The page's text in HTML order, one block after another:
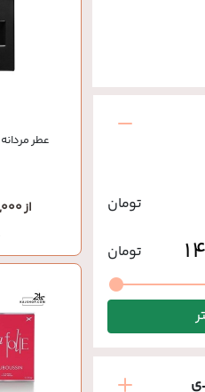
تومان
تومان
عطر
از 14,000,000 تومان